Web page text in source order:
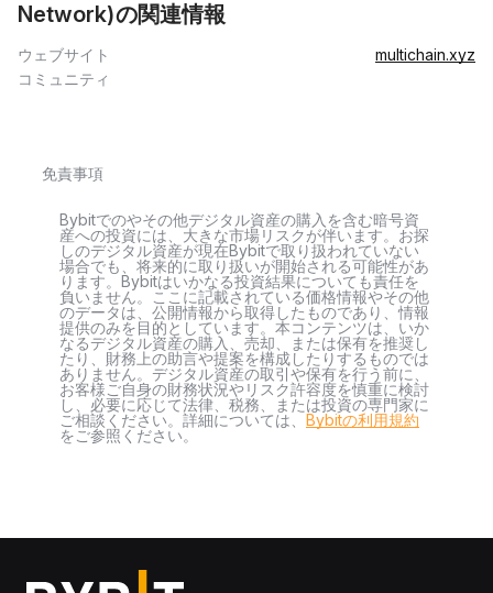
Network)の関連情報
ウェブサイト
multichain.xyz
コミュニティ
免責事項
Bybitでのやその他デジタル資産の購入を含む暗号資
産への投資には、大きな市場リスクが伴います。お探
しのデジタル資産が現在Bybitで取り扱われていない
場合でも、将来的に取り扱いが開始される可能性があ
ります。Bybitはいかなる投資結果についても責任を
負いません。ここに記載されている価格情報やその他
のデータは、公開情報から取得したものであり、情報
提供のみを目的としています。本コンテンツは、いか
なるデジタル資産の購入、売却、または保有を推奨し
たり、財務上の助言や提案を構成したりするものでは
ありません。デジタル資産の取引や保有を行う前に、
お客様ご自身の財務状況やリスク許容度を慎重に検討
し、必要に応じて法律、税務、または投資の専門家に
ご相談ください。詳細については、 Bybitの利用規約
をご参照ください。